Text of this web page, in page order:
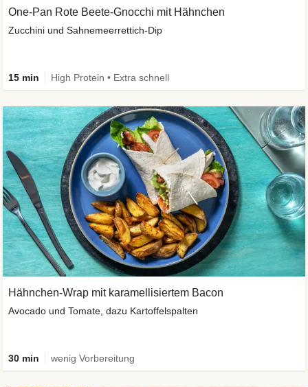
One-Pan Rote Beete-Gnocchi mit Hähnchen
Zucchini und Sahnemeerrettich-Dip
15 min High Protein • Extra schnell
Hähnchen-Wrap mit karamellisiertem Bacon
Avocado und Tomate, dazu Kartoffelspalten
30 min wenig Vorbereitung